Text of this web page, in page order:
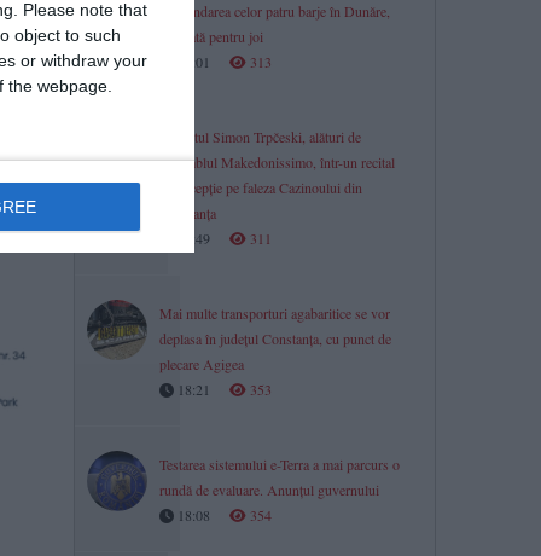
Please note that
object to such
or withdraw your
webpage.
Scufundarea celor patru barje în Dunăre,
amânată pentru joi
19:01
313
Pianistul Simon Trpčeski, alături de
ansamblul Makedonissimo, într-un recital
de excepție pe faleza Cazinoului din
Constanța
18:49
311
Mai multe transporturi agabaritice se vor
deplasa în județul Constanța, cu punct de
plecare Agigea
18:21
353
Testarea sistemului e-Terra a mai parcurs o
rundă de evaluare. Anunțul guvernului
18:08
354